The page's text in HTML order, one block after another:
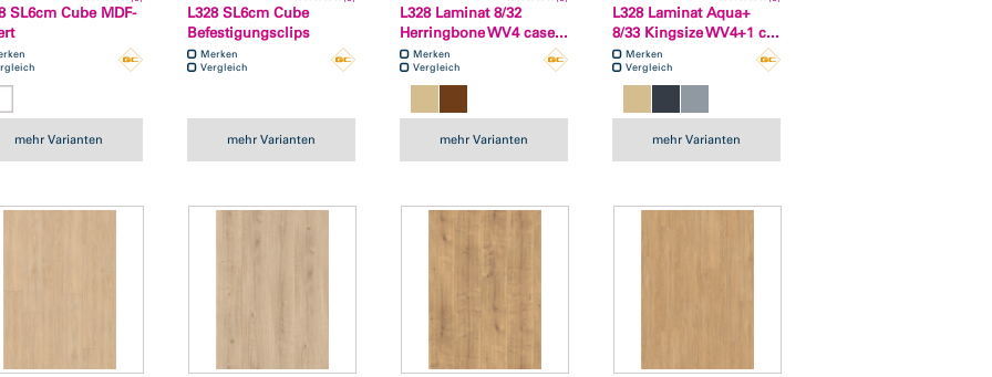
SL6cm Cube MDF-
mehr Varianten
L328 SL6cm Cube
Befestigungsclips
Merken
Vergleich
mehr Varianten
L328 Laminat 8/32
Herringbone WV4 case...
Merken
Vergleich
mehr Varianten
L328 Laminat Aqua+
8/33 Kingsize WV4+1 c...
Merken
Vergleich
mehr Varianten